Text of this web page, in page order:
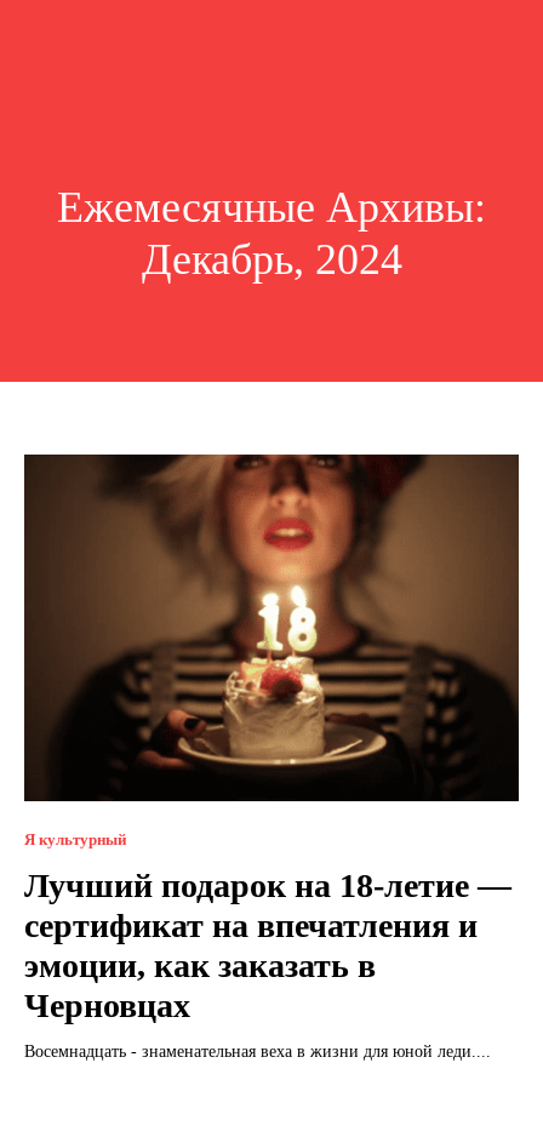
Ежемесячные Архивы:
Декабрь, 2024
Я культурный
Лучший подарок на 18-летие —
сертификат на впечатления и
эмоции, как заказать в
Черновцах
Восемнадцать - знаменательная веха в жизни для юной леди....